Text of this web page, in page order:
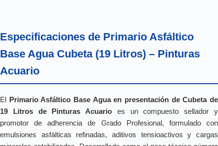
Especificaciones de Primario Asfáltico
Base Agua Cubeta (19 Litros) – Pinturas
Acuario
El Primario Asfáltico Base Agua en presentación de Cubeta de
19 Litros de Pinturas Acuario es un compuesto sellador y
promotor de adherencia de Grado Profesional, formulado con
emulsiones asfálticas refinadas, aditivos tensioactivos y cargas